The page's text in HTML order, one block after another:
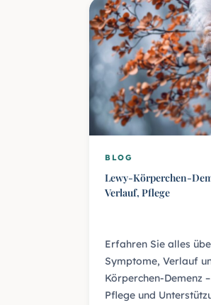
BLOG
Lewy-Körperchen-
Verlauf, Pflege
Erfahren Sie alles
Symptome, Verlauf
Körperchen-Demenz
Pflege und